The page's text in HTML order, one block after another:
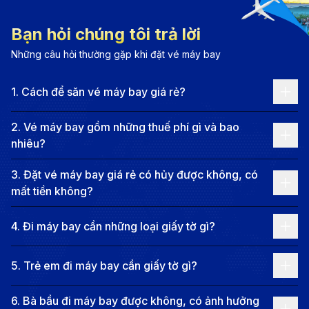
sáng tạo và năng động, thu hút hàng triệu du khách
mỗi năm. Dọc khắp các con phố, bạn có thể dễ dàng
bắt gặp âm thanh của đàn guitar vang lên từ quán cà
những màn biểu diễn ngẫu hứng đầy cảm xúc. Austin
không chỉ là trung tâm hành chính, mà còn là trái tim
văn hóa của Texas.
Du lịch Austin là sự kết hợp hoàn hảo giữa đô thị hiện
đại và cảnh quan thiên nhiên quyến rũ. Hồ Lady Bird
trải dài giữa trung tâm thành phố, là điểm đến lý tưởng
cho các hoạt động ngoài trời như chèo thuyền kayak,
đạp xe hay đi dạo ngắm hoàng hôn. Không xa đó là
công viên Zilker – “lá phổi xanh” của Austin – nơi tổ
chức nhiều lễ hội lớn quanh năm. Với khí hậu ôn hòa,
Bạn hỏi chúng tôi trả lời
Những câu hỏi thường gặp khi đặt vé máy bay
1. Cách để săn vé máy bay giá rẻ?
2. Vé máy bay gồm những thuế phí gì và bao
nhiêu?
3. Đặt vé máy bay giá rẻ có hủy được không, có
mất tiền không?
4. Đi máy bay cần những loại giấy tờ gì?
5. Trẻ em đi máy bay cần giấy tờ gì?
6. Bà bầu đi máy bay được không, có ảnh hưởng